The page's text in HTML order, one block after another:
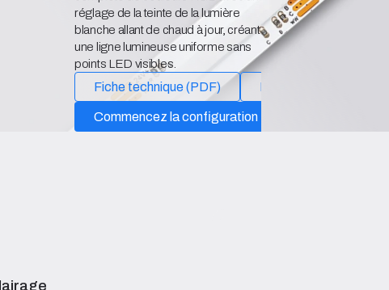
réglage de la teinte de la lumière
blanche allant de chaud à jour, créant
une ligne lumineuse uniforme sans
points LED visibles.
Fiche technique (PDF)
Déclaration de
Commencez la configuration